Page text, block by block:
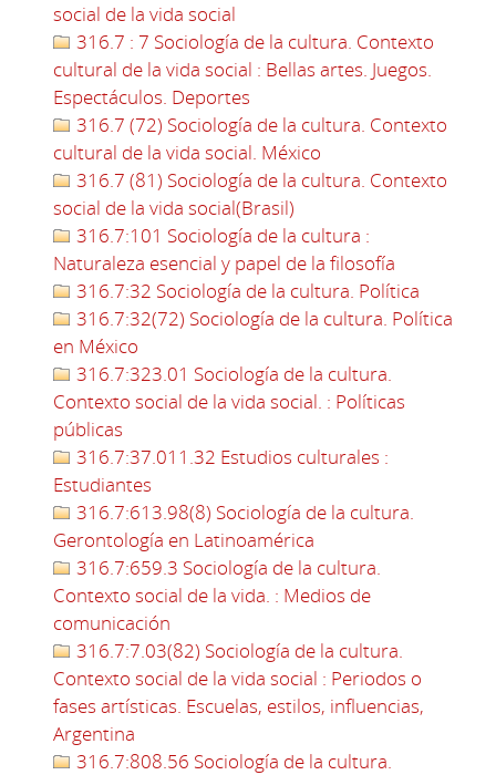
social de la vida social
316.7 : 7 Sociología de la cultura. Contexto
cultural de la vida social : Bellas artes. Juegos.
Espectáculos. Deportes
316.7 (72) Sociología de la cultura. Contexto
cultural de la vida social. México
316.7 (81) Sociología de la cultura. Contexto
social de la vida social(Brasil)
316.7:101 Sociología de la cultura :
Naturaleza esencial y papel de la filosofía
316.7:32 Sociología de la cultura. Política
316.7:32(72) Sociología de la cultura. Política
en México
316.7:323.01 Sociología de la cultura.
Contexto social de la vida social. : Políticas
públicas
316.7:37.011.32 Estudios culturales :
Estudiantes
316.7:613.98(8) Sociología de la cultura.
Gerontología en Latinoamérica
316.7:659.3 Sociología de la cultura.
Contexto social de la vida. : Medios de
comunicación
316.7:7.03(82) Sociología de la cultura.
Contexto social de la vida social : Periodos o
fases artísticas. Escuelas, estilos, influencias,
Argentina
316.7:808.56 Sociología de la cultura.